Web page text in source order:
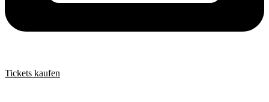
Tickets kaufen